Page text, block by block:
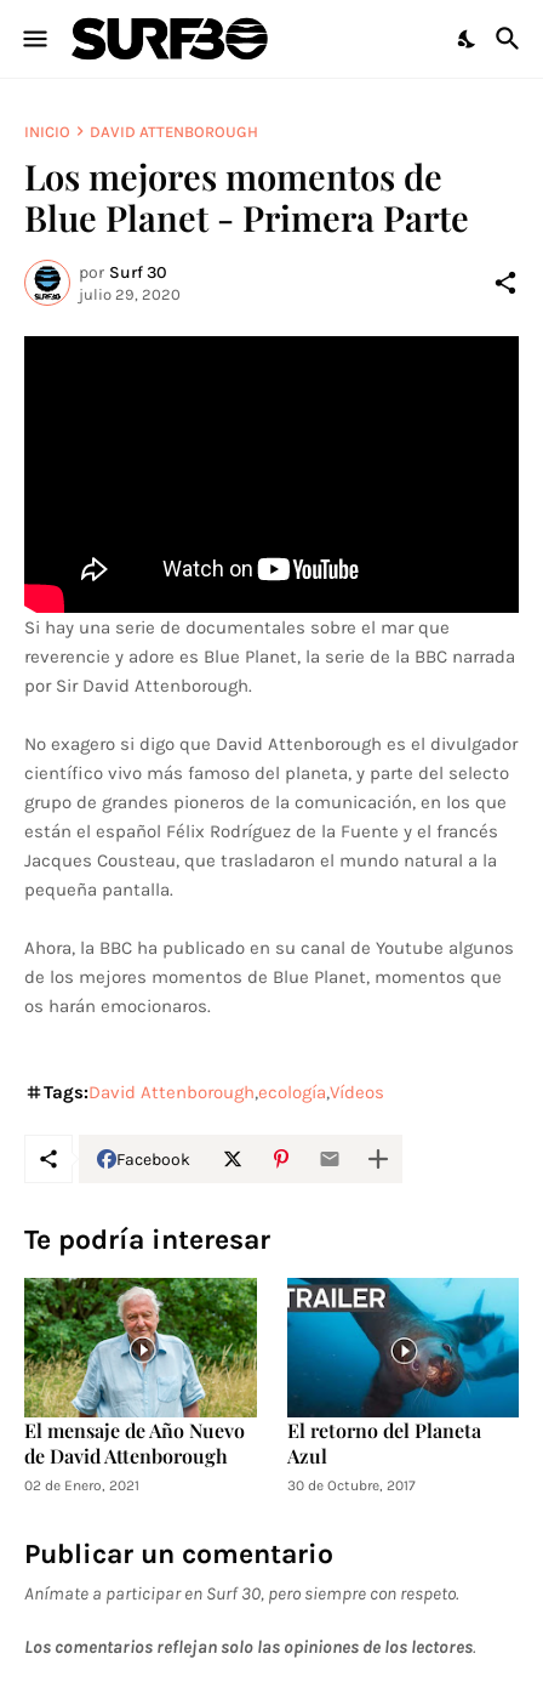
INICIO DAVID ATTENBOROUGH
Los mejores momentos de
Blue Planet - Primera Parte
por Surf 30
julio 29, 2020
Si hay una serie de documentales sobre el mar que
reverencie y adore es Blue Planet, la serie de la BBC narrada
por Sir David Attenborough.
No exagero si digo que David Attenborough es el divulgador
científico vivo más famoso del planeta, y parte del selecto
grupo de grandes pioneros de la comunicación, en los que
están el español Félix Rodríguez de la Fuente y el francés
Jacques Cousteau, que trasladaron el mundo natural a la
pequeña pantalla.
Ahora, la BBC ha publicado en su canal de Youtube algunos
de los mejores momentos de Blue Planet, momentos que
os harán emocionaros.
Tags:David Attenborough ecología Vídeos
Facebook
Te podría interesar
El mensaje de Año Nuevo
de David Attenborough
02 de Enero, 2021
El retorno del Planeta
Azul
30 de Octubre, 2017
Publicar un comentario
Anímate a participar en Surf 30, pero siempre con respeto.
Los comentarios reflejan solo las opiniones de los lectores.